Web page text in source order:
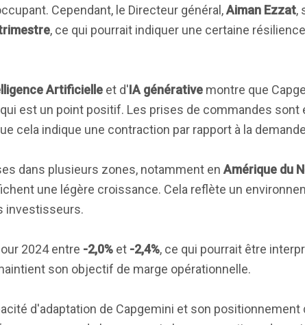
Cependant, le Directeur général,Aiman Ezzat,
, ce qui pourrait indiquer une certaine
Artificielle et d'IA générative montre que
est un point positif. Les prises de commandes sont
cela indique une contraction par rapport à la
dans plusieurs zones, notamment en Amérique du
une légère croissance. Cela reflète un
investisseurs.
2024 entre -2,0% et -2,4%, ce qui pourrait être
son objectif de marge opérationnelle.
d'adaptation de Capgemini et son positionnement